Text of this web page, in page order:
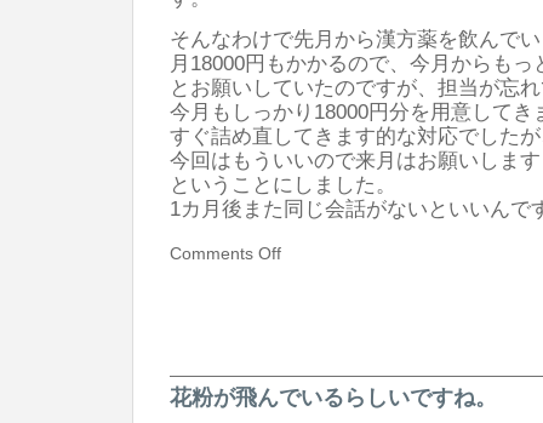
そんなわけで先月から漢方薬を飲んで
月18000円もかかるので、今月からも
とお願いしていたのですが、担当が忘
今月もしっかり18000円分を用意して
すぐ詰め直してきます的な対応でした
今回はもういいので来月はお願いしま
ということにしました。
1カ月後また同じ会話がないといいんで
Comments Off
花粉が飛んでいるらしいですね。